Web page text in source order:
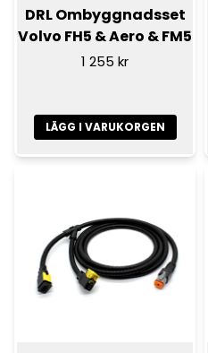
DRL Ombyggnadsset
Volvo FH5 & Aero & FM5
1 255 kr
LÄGG I VARUKORGEN